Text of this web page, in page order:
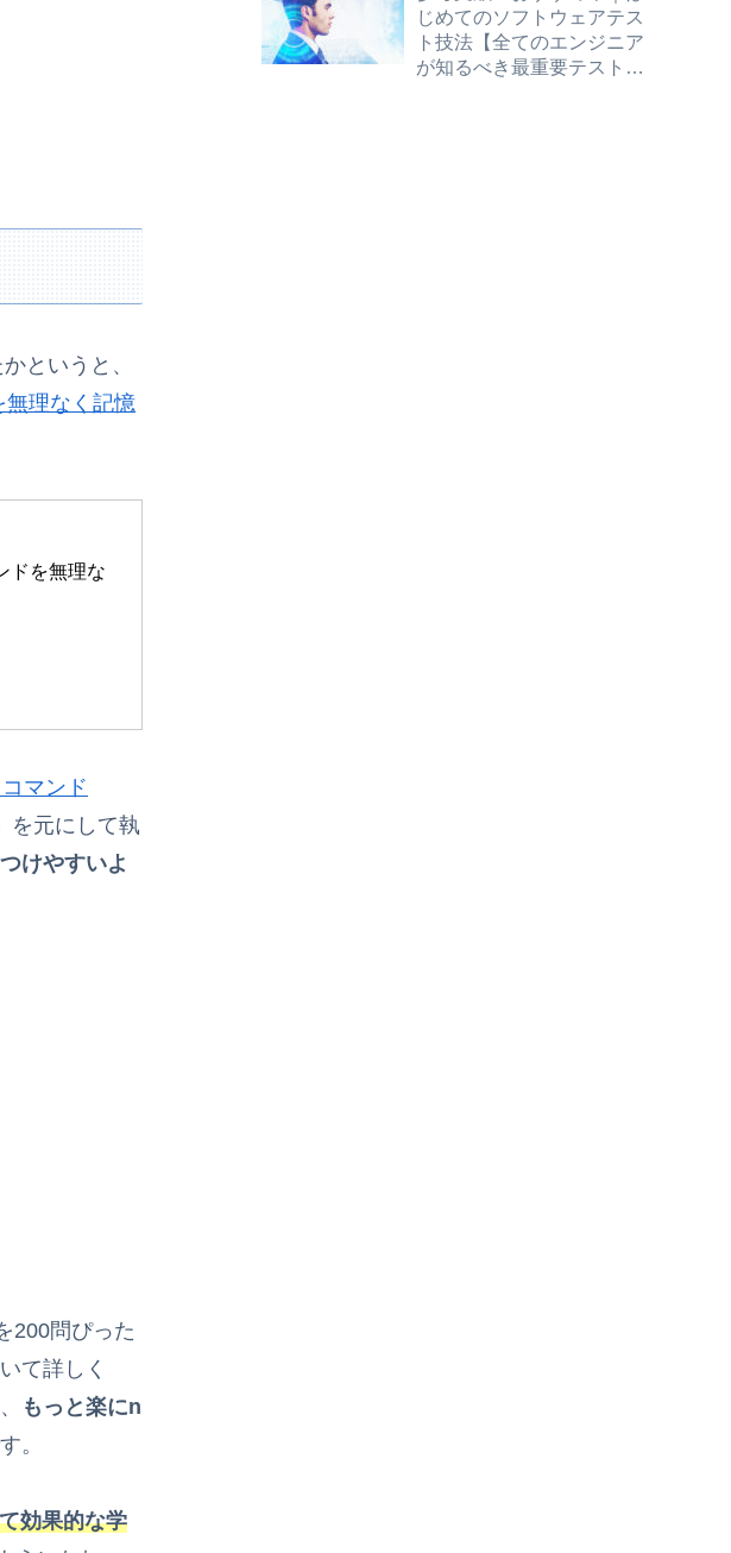
というと、
理なく記憶
ドを無理な
マンド
を元にして執
けやすいよ
200問ぴった
て詳しく
もっと楽にn
。
効果的な学
じめてのソフトウェアテス
ト技法【全てのエンジニア
が知るべき最重要テスト技